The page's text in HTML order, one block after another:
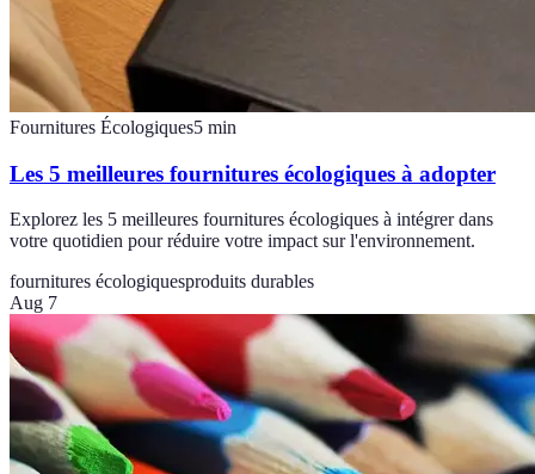
Fournitures Écologiques5 min
Les 5 meilleures fournitures écologiques à adopter
Explorez les 5 meilleures fournitures écologiques à intégrer dans
votre quotidien pour réduire votre impact sur l'environnement.
fournitures écologiquesproduits durables
Aug 7